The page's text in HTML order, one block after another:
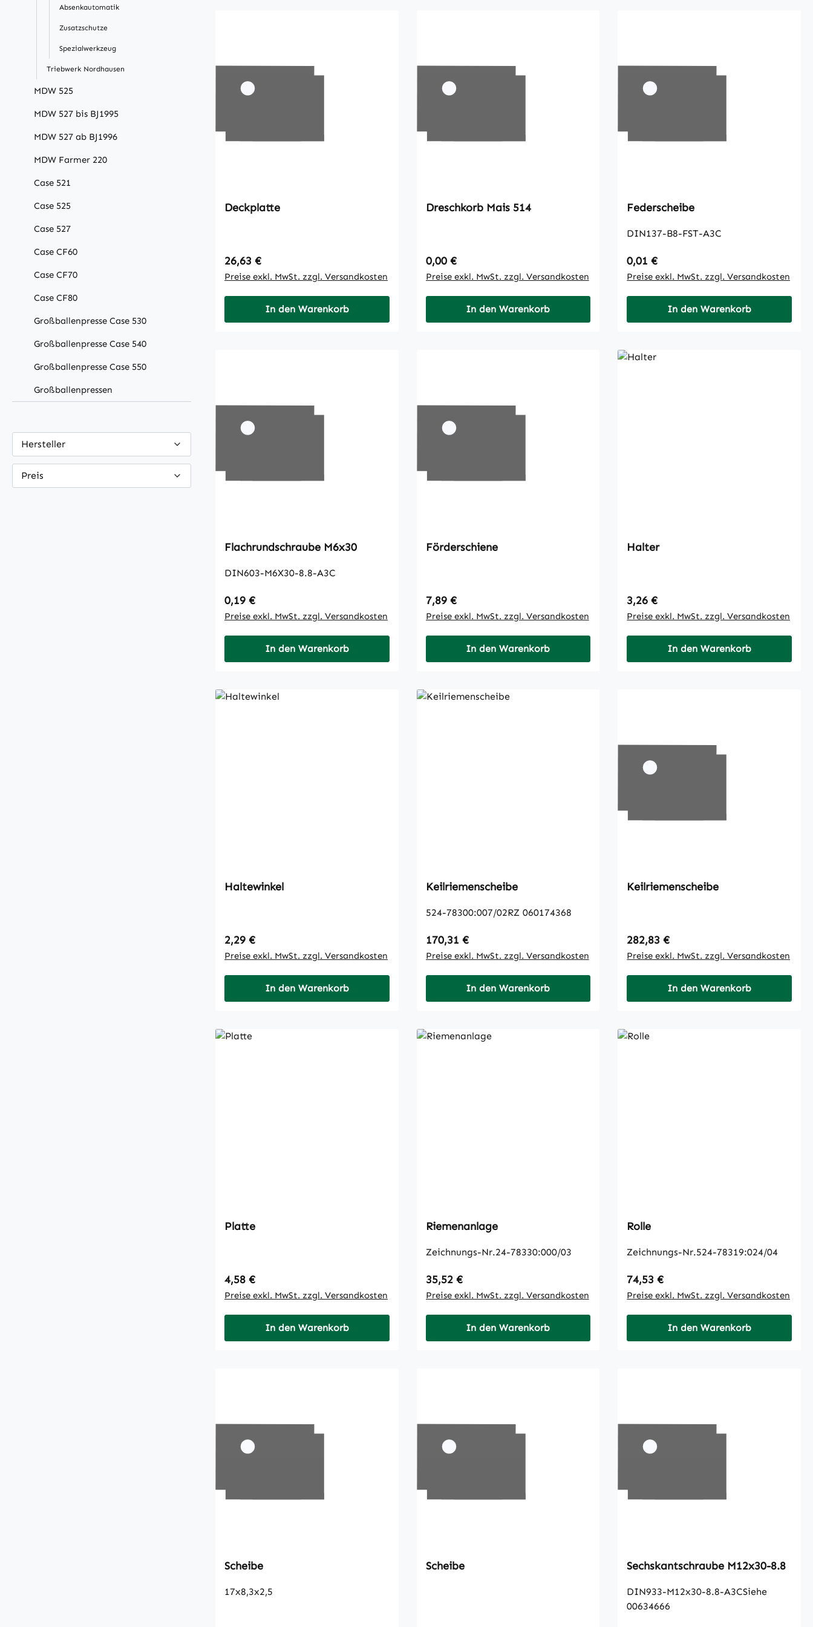
Absenkautomatik
Zusatzschutze
Spezialwerkzeug
Triebwerk Nordhausen
MDW 525
MDW 527 bis BJ1995
MDW 527 ab BJ1996
MDW Farmer 220
Case 521
Case 525
Case 527
Case CF60
Case CF70
Case CF80
Großballenpresse Case 530
Großballenpresse Case 540
Großballenpresse Case 550
Großballenpressen
Hersteller
Preis
Deckplatte
Regulärer Preis:
26,63 €
Preise exkl. MwSt. zzgl. Versandkosten
In den Warenkorb
Dreschkorb Mais 514
Regulärer Preis:
0,00 €
Preise exkl. MwSt. zzgl. Versandkosten
In den Warenkorb
Federscheibe
DIN137-B8-FST-A3C
Regulärer Preis:
0,01 €
Preise exkl. MwSt. zzgl. Versandkosten
In den Warenkorb
Flachrundschraube M6x30
DIN603-M6X30-8.8-A3C
Regulärer Preis:
0,19 €
Preise exkl. MwSt. zzgl. Versandkosten
In den Warenkorb
Förderschiene
Regulärer Preis:
7,89 €
Preise exkl. MwSt. zzgl. Versandkosten
In den Warenkorb
Halter
Regulärer Preis:
3,26 €
Preise exkl. MwSt. zzgl. Versandkosten
In den Warenkorb
Haltewinkel
Regulärer Preis:
2,29 €
Preise exkl. MwSt. zzgl. Versandkosten
In den Warenkorb
Keilriemenscheibe
524-78300:007/02RZ 060174368
Regulärer Preis:
170,31 €
Preise exkl. MwSt. zzgl. Versandkosten
In den Warenkorb
Keilriemenscheibe
Regulärer Preis:
282,83 €
Preise exkl. MwSt. zzgl. Versandkosten
In den Warenkorb
Platte
Regulärer Preis:
4,58 €
Preise exkl. MwSt. zzgl. Versandkosten
In den Warenkorb
Riemenanlage
Zeichnungs-Nr.24-78330:000/03
Regulärer Preis:
35,52 €
Preise exkl. MwSt. zzgl. Versandkosten
In den Warenkorb
Rolle
Zeichnungs-Nr.524-78319:024/04
Regulärer Preis:
74,53 €
Preise exkl. MwSt. zzgl. Versandkosten
In den Warenkorb
Scheibe
17x8,3x2,5
Scheibe Sechskantschraube M12x30-8.8
DIN933-M12x30-8.8-A3CSiehe
00634666